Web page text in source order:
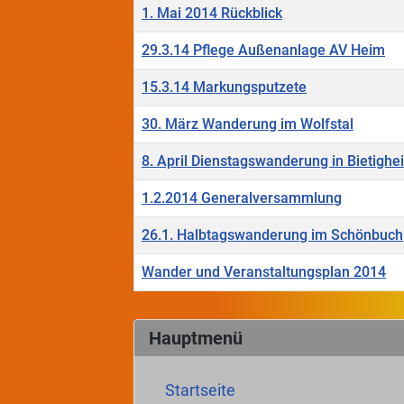
Hauptmenü
Startseite
1. Mai 2014 Rückblick
29.3.14 Pflege Außenanlage AV Heim
15.3.14 Markungsputzete
30. März Wanderung im Wolfstal
8. April Dienstagswanderung in
1.2.2014 Generalversammlung
26.1. Halbtagswanderung im Schönbuch
Wander und Veranstaltungsplan 2014